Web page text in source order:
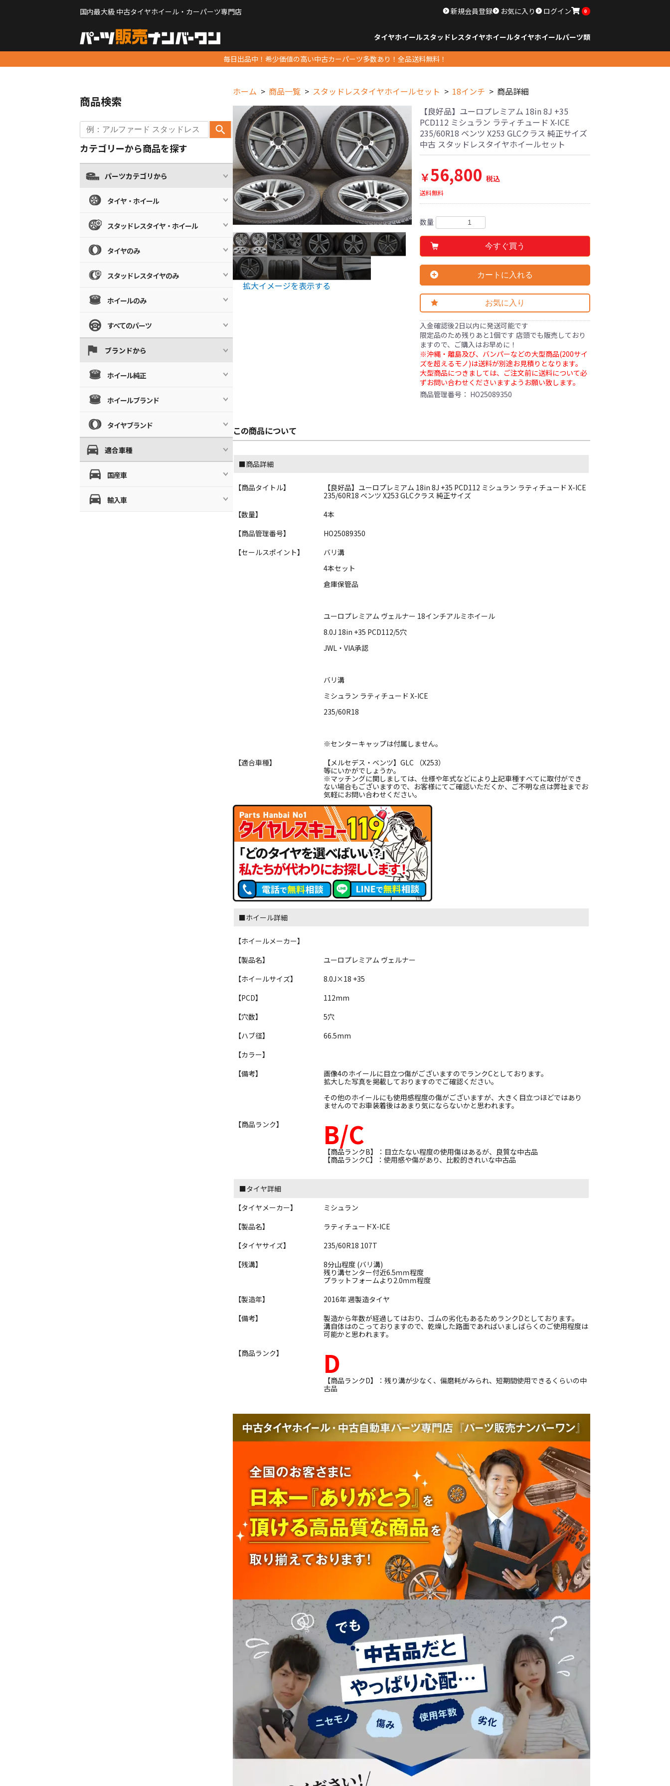
国内最大級 中古タイヤホイール・カーパーツ専門店 新規会員登録 お気に入り ログイン 0
タイヤホイールスタッドレスタイヤホイールタイヤホイールパーツ類
毎日出品中！希少価値の高い中古カーパーツ多数あり！全品送料無料！
ホーム 商品一覧 スタッドレスタイヤホイールセット 18インチ 商品詳細
拡大イメージを表示する
【良好品】ユーロプレミアム 18in 8J +35
PCD112 ミシュラン ラティチュード X-ICE
235/60R18 ベンツ X253 GLCクラス 純正サイズ
中古 スタッドレスタイヤホイールセット
￥56,800 税込
送料無料
数量
今すぐ買う
カートに入れる
お気に入り
入金確認後2日以内に発送可能です
限定品のため残りあと1個です 店頭でも販売しており
ますので、ご購入はお早めに！
※沖縄・離島及び、バンパーなどの大型商品(200サイ
ズを超えるモノ)は送料が別途お見積りとなります。
大型商品につきましては、ご注文前に送料について必
ずお問い合わせくださいますようお願い致します。
商品管理番号： HO25089350
この商品について
■商品詳細
【商品タイトル】
【良好品】ユーロプレミアム 18in 8J +35 PCD112 ミシュラン ラティチュード X-ICE
235/60R18 ベンツ X253 GLCクラス 純正サイズ
【数量】
4本
【商品管理番号】
HO25089350
【セールスポイント】
バリ溝
4本セット
倉庫保管品
ユーロプレミアム ヴェルナー 18インチアルミホイール
8.0J 18in +35 PCD112/5穴
JWL・VIA承認
バリ溝
ミシュラン ラティチュード X-ICE
235/60R18
※センターキャップは付属しません。
【適合車種】
【メルセデス・ベンツ】GLC （X253）
等にいかがでしょうか。
※マッチングに関しましては、仕様や年式などにより上記車種すべてに取付ができ
ない場合もございますので、お客様にてご確認いただくか、ご不明な点は弊社までお
気軽にお問い合わせください。
■ホイール詳細
【ホイールメーカー】
【製品名】
ユーロプレミアム ヴェルナー
【ホイールサイズ】
8.0J×18 +35
【PCD】
112mm
【穴数】
5穴
【ハブ径】
66.5mm
【カラー】
【備考】
画像4のホイールに目立つ傷がございますのでランクCとしております。
拡大した写真を掲載しておりますのでご確認ください。
その他のホイールにも使用感程度の傷がございますが、大きく目立つほどではあり
ませんのでお車装着後はあまり気にならないかと思われます。
【商品ランク】
B/C
【商品ランクB】：目立たない程度の使用傷はあるが、良質な中古品
【商品ランクC】：使用感や傷があり、比較的きれいな中古品
■タイヤ詳細
【タイヤメーカー】
ミシュラン
【製品名】
ラティチュードX-ICE
【タイヤサイズ】
235/60R18 107T
【残溝】
8分山程度 (バリ溝)
残り溝センター付近6.5ｍｍ程度
プラットフォームより2.0ｍｍ程度
【製造年】
2016年 週製造タイヤ
【備考】
製造から年数が経過してはおり、ゴムの劣化もあるためランクDとしております。
溝自体はのこっておりますので、乾燥した路面であればいましばらくのご使用程度は
可能かと思われます。
【商品ランク】
D
【商品ランクD】：残り溝が少なく、偏磨耗がみられ、短期間使用できるくらいの中
古品
商品検索
カテゴリーから商品を探す
パーツカテゴリから
タイヤ・ホイール
スタッドレスタイヤ・ホイール
タイヤのみ
スタッドレスタイヤのみ
ホイールのみ
すべてのパーツ
ブランドから
ホイール純正
ホイールブランド
タイヤブランド
適合車種
国産車
輸入車